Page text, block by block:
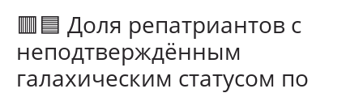
🟥🟦 Доля репатриантов с
неподтверждённым
галахическим статусом по